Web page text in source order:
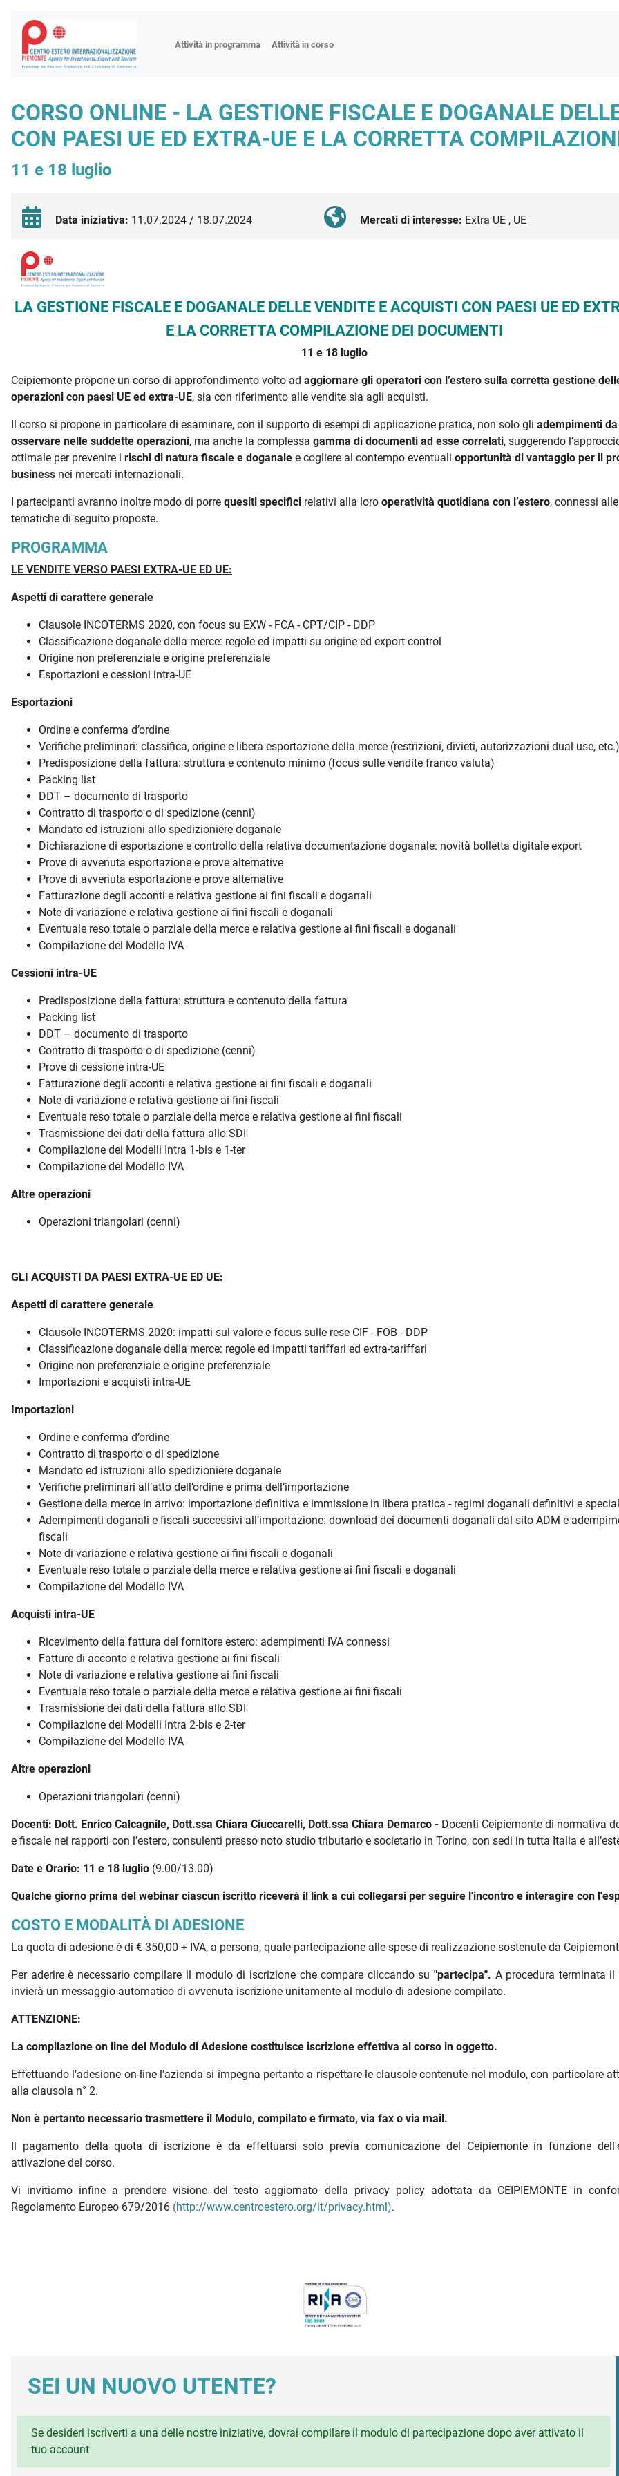
Attività in programma Attività in corso
Fiere
Workshop
Incontri di approfondimento
Progetto tender
CORSO ONLINE - LA GESTIONE FISCALE E DOGANALE
CON PAESI UE ED EXTRA-UE E LA CORRETTA
11 e 18 luglio
Data iniziativa: 11.07.2024 / 18.07.2024 Mercati di interesse: Extra UE , UE
Descrizione iniziativa
LA GESTIONE FISCALE E DOGANALE DELLE VENDITE E ACQUISTI CON PAESI UE ED
E LA CORRETTA COMPILAZIONE DEI DOCUMENTI
11 e 18 luglio
Ceipiemonte propone un corso di approfondimento volto ad aggiornare gli operatori con l’estero sulla corretta gestione
operazioni con paesi UE ed extra-UE, sia con riferimento alle vendite sia agli acquisti.
Il corso si propone in particolare di esaminare, con il supporto di esempi di applicazione pratica, non solo gli adempimenti da
osservare nelle suddette operazioni, ma anche la complessa gamma di documenti ad esse correlati, suggerendo
ottimale per prevenire i rischi di natura fiscale e doganale e cogliere al contempo eventuali opportunità di vantaggio per il
business nei mercati internazionali.
I partecipanti avranno inoltre modo di porre quesiti specifici relativi alla loro operatività quotidiana con l’estero, connessi alle
tematiche di seguito proposte.
PROGRAMMA
LE VENDITE VERSO PAESI EXTRA-UE ED UE:
Aspetti di carattere generale
Clausole INCOTERMS 2020, con focus su EXW - FCA - CPT/CIP - DDP
Classificazione doganale della merce: regole ed impatti su origine ed export control
Origine non preferenziale e origine preferenziale
Esportazioni e cessioni intra-UE
Esportazioni
Ordine e conferma d’ordine
Verifiche preliminari: classifica, origine e libera esportazione della merce (restrizioni, divieti, autorizzazioni dual use, etc.)
Predisposizione della fattura: struttura e contenuto minimo (focus sulle vendite franco valuta)
Packing list
DDT – documento di trasporto
Contratto di trasporto o di spedizione (cenni)
Mandato ed istruzioni allo spedizioniere doganale
Dichiarazione di esportazione e controllo della relativa documentazione doganale: novità bolletta digitale export
Prove di avvenuta esportazione e prove alternative
Prove di avvenuta esportazione e prove alternative
Fatturazione degli acconti e relativa gestione ai fini fiscali e doganali
Note di variazione e relativa gestione ai fini fiscali e doganali
Eventuale reso totale o parziale della merce e relativa gestione ai fini fiscali e doganali
Compilazione del Modello IVA
Cessioni intra-UE
Predisposizione della fattura: struttura e contenuto della fattura
Packing list
DDT – documento di trasporto
Contratto di trasporto o di spedizione (cenni)
Prove di cessione intra-UE
Fatturazione degli acconti e relativa gestione ai fini fiscali e doganali
Note di variazione e relativa gestione ai fini fiscali
Eventuale reso totale o parziale della merce e relativa gestione ai fini fiscali
Trasmissione dei dati della fattura allo SDI
Compilazione dei Modelli Intra 1-bis e 1-ter
Compilazione del Modello IVA
Altre operazioni
Operazioni triangolari (cenni)
GLI ACQUISTI DA PAESI EXTRA-UE ED UE:
Aspetti di carattere generale
Clausole INCOTERMS 2020: impatti sul valore e focus sulle rese CIF - FOB - DDP
Classificazione doganale della merce: regole ed impatti tariffari ed extra-tariffari
Origine non preferenziale e origine preferenziale
Importazioni e acquisti intra-UE
Importazioni
Ordine e conferma d’ordine
Contratto di trasporto o di spedizione
Mandato ed istruzioni allo spedizioniere doganale
Verifiche preliminari all’atto dell’ordine e prima dell’importazione
Gestione della merce in arrivo: importazione definitiva e immissione in libera pratica - regimi doganali definitivi e
Adempimenti doganali e fiscali successivi all’importazione: download dei documenti doganali dal sito ADM e
fiscali
Note di variazione e relativa gestione ai fini fiscali e doganali
Eventuale reso totale o parziale della merce e relativa gestione ai fini fiscali e doganali
Compilazione del Modello IVA
Acquisti intra-UE
Ricevimento della fattura del fornitore estero: adempimenti IVA connessi
Fatture di acconto e relativa gestione ai fini fiscali
Note di variazione e relativa gestione ai fini fiscali
Eventuale reso totale o parziale della merce e relativa gestione ai fini fiscali
Trasmissione dei dati della fattura allo SDI
Compilazione dei Modelli Intra 2-bis e 2-ter
Compilazione del Modello IVA
Altre operazioni
Operazioni triangolari (cenni)
Docenti: Dott. Enrico Calcagnile, Dott.ssa Chiara Ciuccarelli, Dott.ssa Chiara Demarco - Docenti Ceipiemonte di normativa
e fiscale nei rapporti con l’estero, consulenti presso noto studio tributario e societario in Torino, con sedi in tutta Italia e
Date e Orario: 11 e 18 luglio (9.00/13.00)
Qualche giorno prima del webinar ciascun iscritto riceverà il link a cui collegarsi per seguire l'incontro e interagire con
COSTO E MODALITÀ DI ADESIONE
La quota di adesione è di € 350,00 + IVA, a persona, quale partecipazione alle spese di realizzazione sostenute da
Per aderire è necessario compilare il modulo di iscrizione che compare cliccando su "partecipa". A procedura terminata il
invierà un messaggio automatico di avvenuta iscrizione unitamente al modulo di adesione compilato.
ATTENZIONE:
La compilazione on line del Modulo di Adesione costituisce iscrizione effettiva al corso in oggetto.
Effettuando l’adesione on-line l’azienda si impegna pertanto a rispettare le clausole contenute nel modulo, con particolare
alla clausola n° 2.
Non è pertanto necessario trasmettere il Modulo, compilato e firmato, via fax o via mail.
Il pagamento della quota di iscrizione è da effettuarsi solo previa comunicazione del Ceipiemonte in funzione
attivazione del corso.
Vi invitiamo infine a prendere visione del testo aggiornato della privacy policy adottata da CEIPIEMONTE in
Regolamento Europeo 679/2016 (http://www.centroestero.org/it/privacy.html).
SEI UN NUOVO UTENTE?
Se desideri iscriverti a una delle nostre iniziative, dovrai compilare il modulo di partecipazione dopo aver attivato il
tuo account